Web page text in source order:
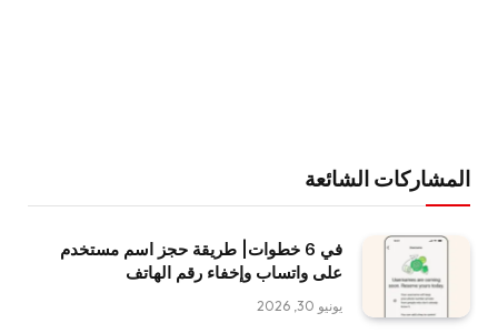
المشاركات الشائعة
في 6 خطوات| طريقة حجز اسم مستخدم
على واتساب وإخفاء رقم الهاتف
يونيو 30, 2026